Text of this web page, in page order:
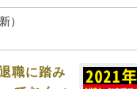
）
職に踏み